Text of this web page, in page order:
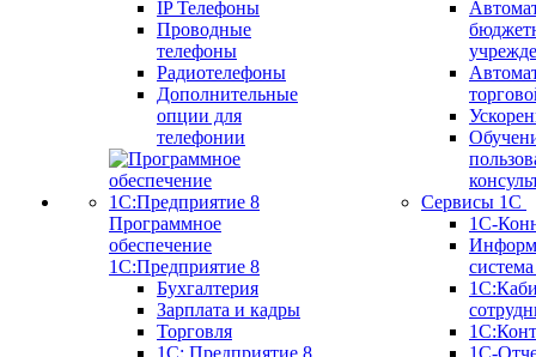
IP Телефоны
Проводные
телефоны
Радиотелефоны
Дополнительные
опции для
телефонии
Программное
обеспечение
1С:Предприятие 8
Бухгалтерия
Зарплата и кадры
Торговля
1C: Предприятие 8
Сервисы 1С
1С-
1С-